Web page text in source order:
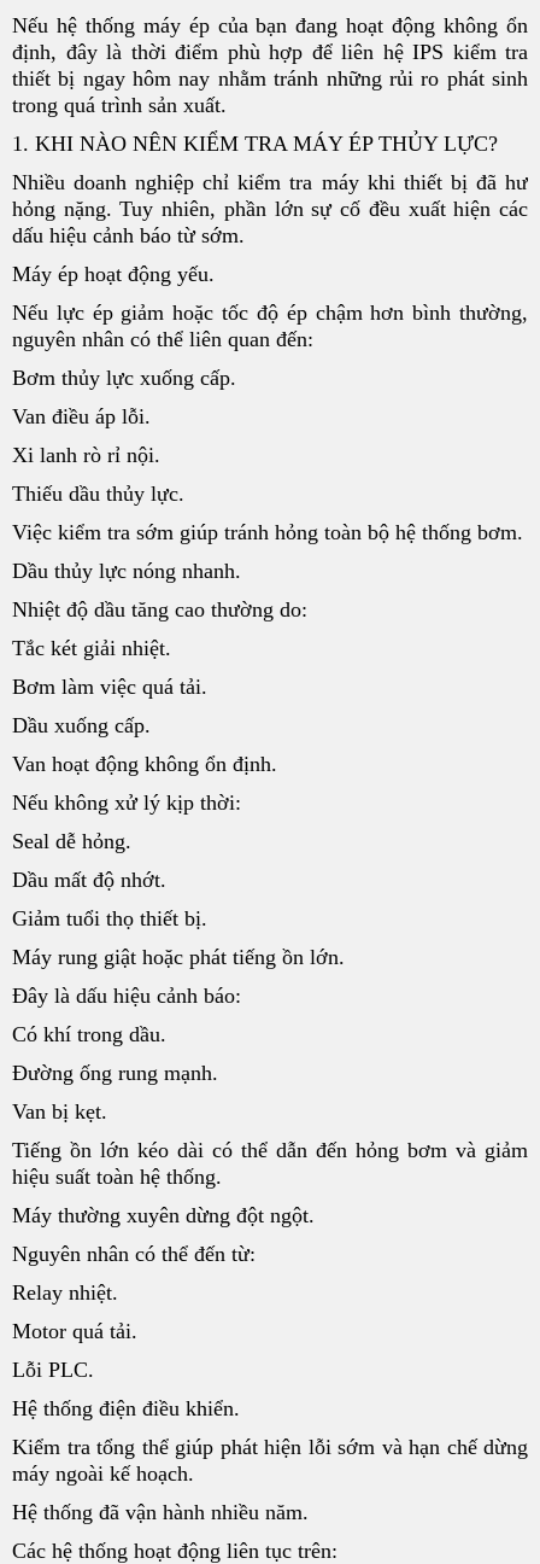
Nếu hệ thống máy ép của bạn đang hoạt động không ổn
định, đây là thời điểm phù hợp để liên hệ IPS kiểm tra
thiết bị ngay hôm nay nhằm tránh những rủi ro phát sinh
trong quá trình sản xuất.
1. KHI NÀO NÊN KIỂM TRA MÁY ÉP THỦY LỰC?
Nhiều doanh nghiệp chỉ kiểm tra máy khi thiết bị đã hư
hỏng nặng. Tuy nhiên, phần lớn sự cố đều xuất hiện các
dấu hiệu cảnh báo từ sớm.
Máy ép hoạt động yếu.
Nếu lực ép giảm hoặc tốc độ ép chậm hơn bình thường,
nguyên nhân có thể liên quan đến:
Bơm thủy lực xuống cấp.
Van điều áp lỗi.
Xi lanh rò rỉ nội.
Thiếu dầu thủy lực.
Việc kiểm tra sớm giúp tránh hỏng toàn bộ hệ thống bơm.
Dầu thủy lực nóng nhanh.
Nhiệt độ dầu tăng cao thường do:
Tắc két giải nhiệt.
Bơm làm việc quá tải.
Dầu xuống cấp.
Van hoạt động không ổn định.
Nếu không xử lý kịp thời:
Seal dễ hỏng.
Dầu mất độ nhớt.
Giảm tuổi thọ thiết bị.
Máy rung giật hoặc phát tiếng ồn lớn.
Đây là dấu hiệu cảnh báo:
Có khí trong dầu.
Đường ống rung mạnh.
Van bị kẹt.
Tiếng ồn lớn kéo dài có thể dẫn đến hỏng bơm và giảm
hiệu suất toàn hệ thống.
Máy thường xuyên dừng đột ngột.
Nguyên nhân có thể đến từ:
Relay nhiệt.
Motor quá tải.
Lỗi PLC.
Hệ thống điện điều khiển.
Kiểm tra tổng thể giúp phát hiện lỗi sớm và hạn chế dừng
máy ngoài kế hoạch.
Hệ thống đã vận hành nhiều năm.
Các hệ thống hoạt động liên tục trên: